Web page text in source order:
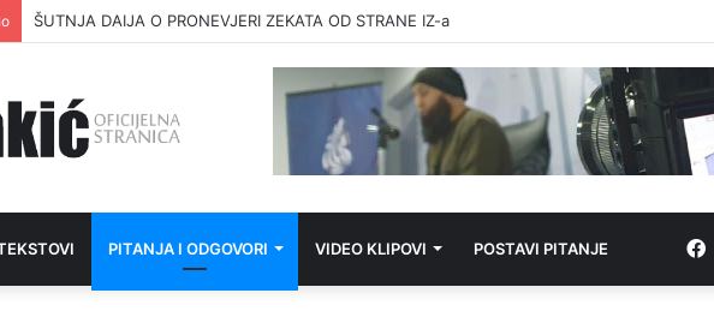
ŠUTNJA DAIJA O PRONEVJERI ZEKATA OD STRANE IZ-a
PITANJA I ODGOVORI VIDEO KLIPOVI POSTAVI PITANJE